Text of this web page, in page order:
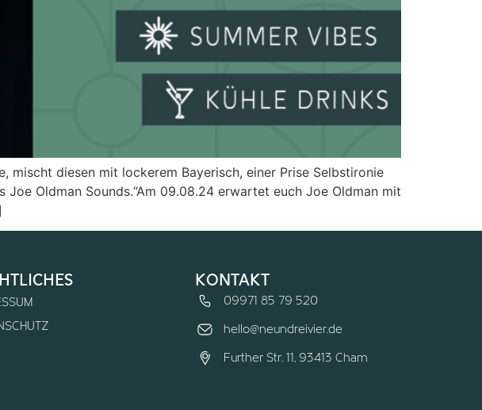
mischt diesen mit lockerem Bayerisch, einer Prise Selbstironie
Oldman Sounds.“Am 09.08.24 erwartet euch Joe Oldman mit
kontakt
09971 85 79 520
hello@neundreivier.de
Further Str. 11, 93413 Cham